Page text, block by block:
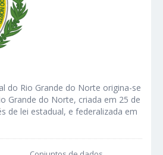
do Rio Grande do Norte origina-se
Grande do Norte, criada em 25 de
de lei estadual, e federalizada em